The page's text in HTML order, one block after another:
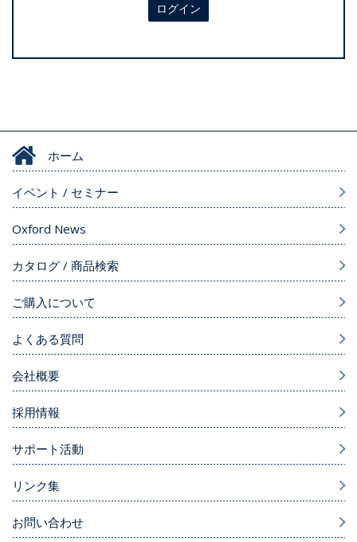
ログイン
ホーム
イベント / セミナー
Oxford News
カタログ / 商品検索
ご購入について
よくある質問
会社概要
採用情報
サポート活動
リンク集
お問い合わせ